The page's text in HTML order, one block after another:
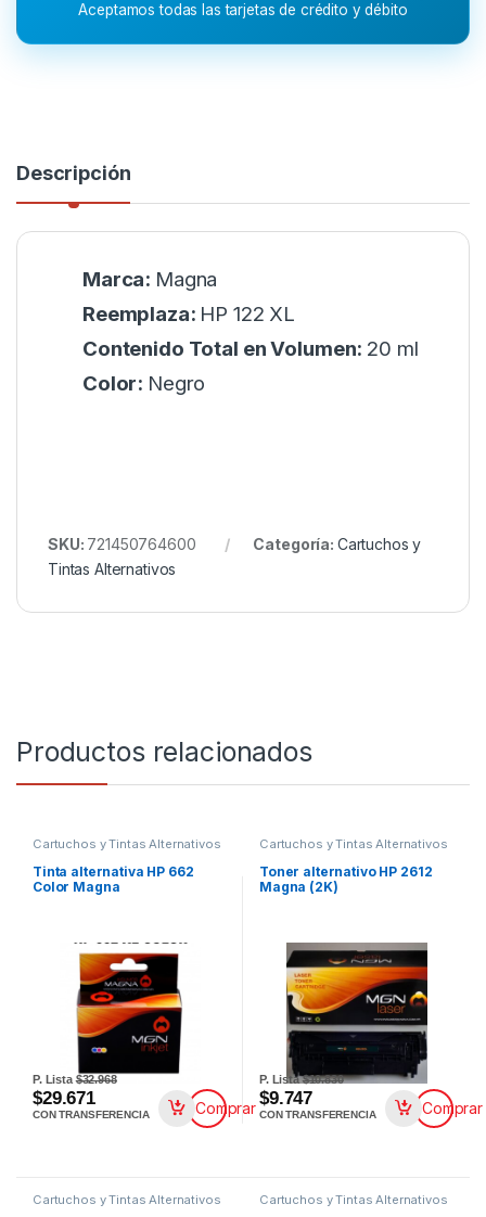
Aceptamos todas las tarjetas de crédito y débito
Descripción
Marca: Magna
Reemplaza: HP 122 XL
Contenido Total en Volumen: 20 ml
Color: Negro
SKU: 721450764600 Categoría: Cartuchos y
Tintas Alternativos
Productos relacionados
Cartuchos y Tintas Alternativos
Tinta alternativa HP 662
Color Magna
P. Lista$32.968
$29.671
CON TRANSFERENCIA Comprar
Cartuchos y Tintas Alternativos
Toner alternativo HP 2612
Magna (2K)
P. Lista$10.830
$9.747
CON TRANSFERENCIA Comprar
Cartuchos y Tintas Alternativos Cartuchos y Tintas Alternativos